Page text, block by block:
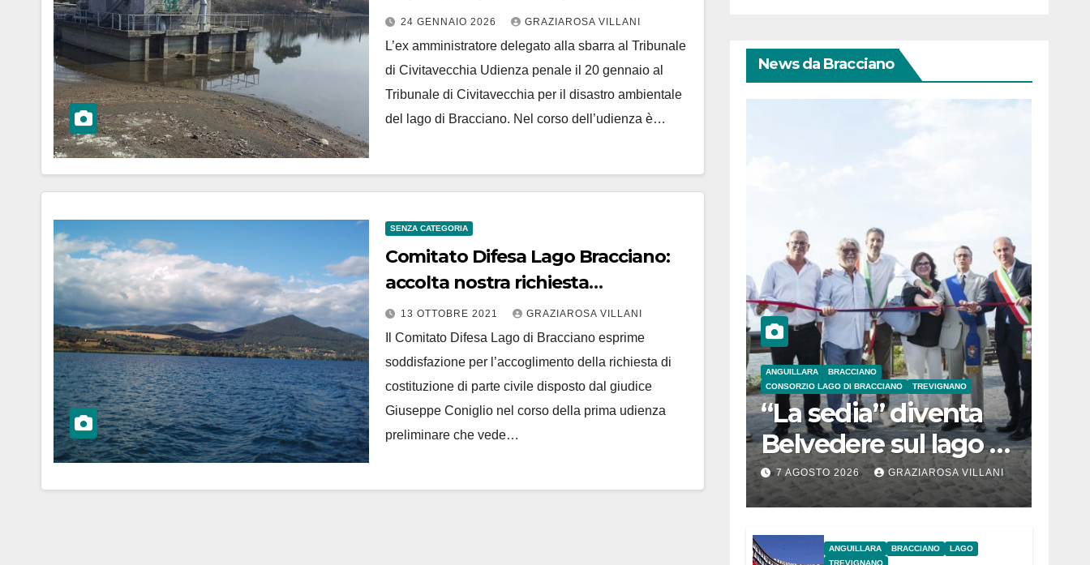
ambientale
24 GENNAIO 2026 GRAZIAROSA VILLANI
L’ex amministratore delegato alla sbarra al Tribunale
di Civitavecchia Udienza penale il 20 gennaio al
Tribunale di Civitavecchia per il disastro ambientale
del lago di Bracciano. Nel corso dell’udienza è…
SENZA CATEGORIA
Comitato Difesa Lago Bracciano:
accolta nostra richiesta
costituzione parte civile nel
processo per disastro ambientale
13 OTTOBRE 2021 GRAZIAROSA VILLANI
Il Comitato Difesa Lago di Bracciano esprime
soddisfazione per l’accoglimento della richiesta di
costituzione di parte civile disposto dal giudice
Giuseppe Coniglio nel corso della prima udienza
preliminare che vede…
News da Bracciano
ANGUILLARA
BRACCIANO
CONSORZIO LAGO DI BRACCIANO
TREVIGNANO
“La sedia” diventa
Belvedere sul lago di
Bracciano: ieri
l’inaugurazione
7 AGOSTO 2026 GRAZIAROSA VILLANI
ANGUILLARA BRACCIANO
LAGO
TREVIGNANO